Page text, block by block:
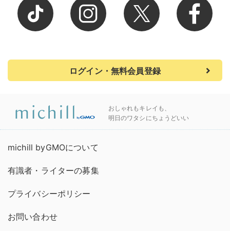
ログイン・無料会員登録
おしゃれもキレイも、
明日のワタシにちょうどいい
michill byGMOについて
有識者・ライターの募集
プライバシーポリシー
お問い合わせ